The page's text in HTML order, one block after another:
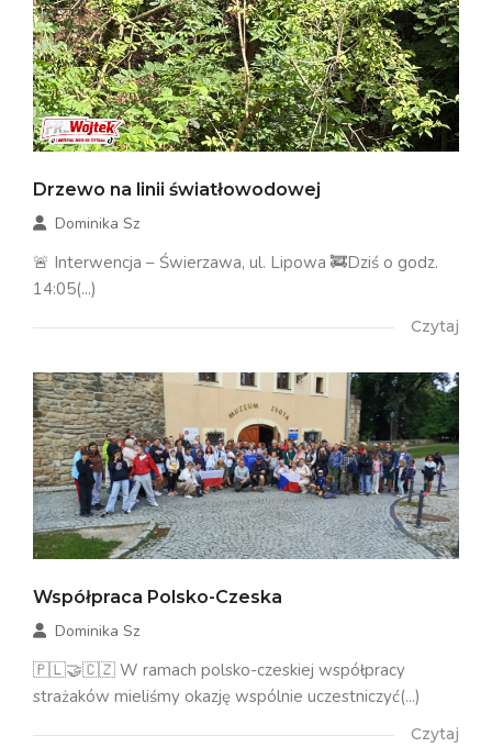
Drzewo na linii światłowodowej
Dominika Sz
🚨 Interwencja – Świerzawa, ul. Lipowa 🚒Dziś o godz.
14:05(...)
Czytaj
Współpraca Polsko-Czeska
Dominika Sz
🇵🇱🤝🇨🇿 W ramach polsko-czeskiej współpracy
strażaków mieliśmy okazję wspólnie uczestniczyć(...)
Czytaj